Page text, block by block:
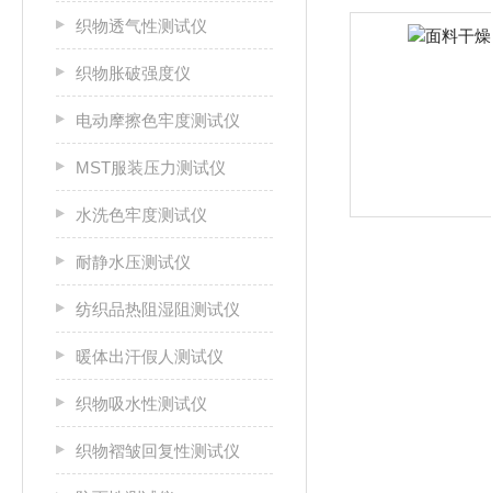
织物透气性测试仪
织物胀破强度仪
电动摩擦色牢度测试仪
MST服装压力测试仪
水洗色牢度测试仪
耐静水压测试仪
纺织品热阻湿阻测试仪
暖体出汗假人测试仪
织物吸水性测试仪
织物褶皱回复性测试仪